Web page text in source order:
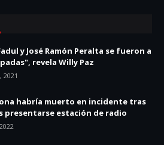
y José Ramón Peralta se fueron a
revela Willy Paz
2021
habría muerto en incidente tras
presentarse estación de radio